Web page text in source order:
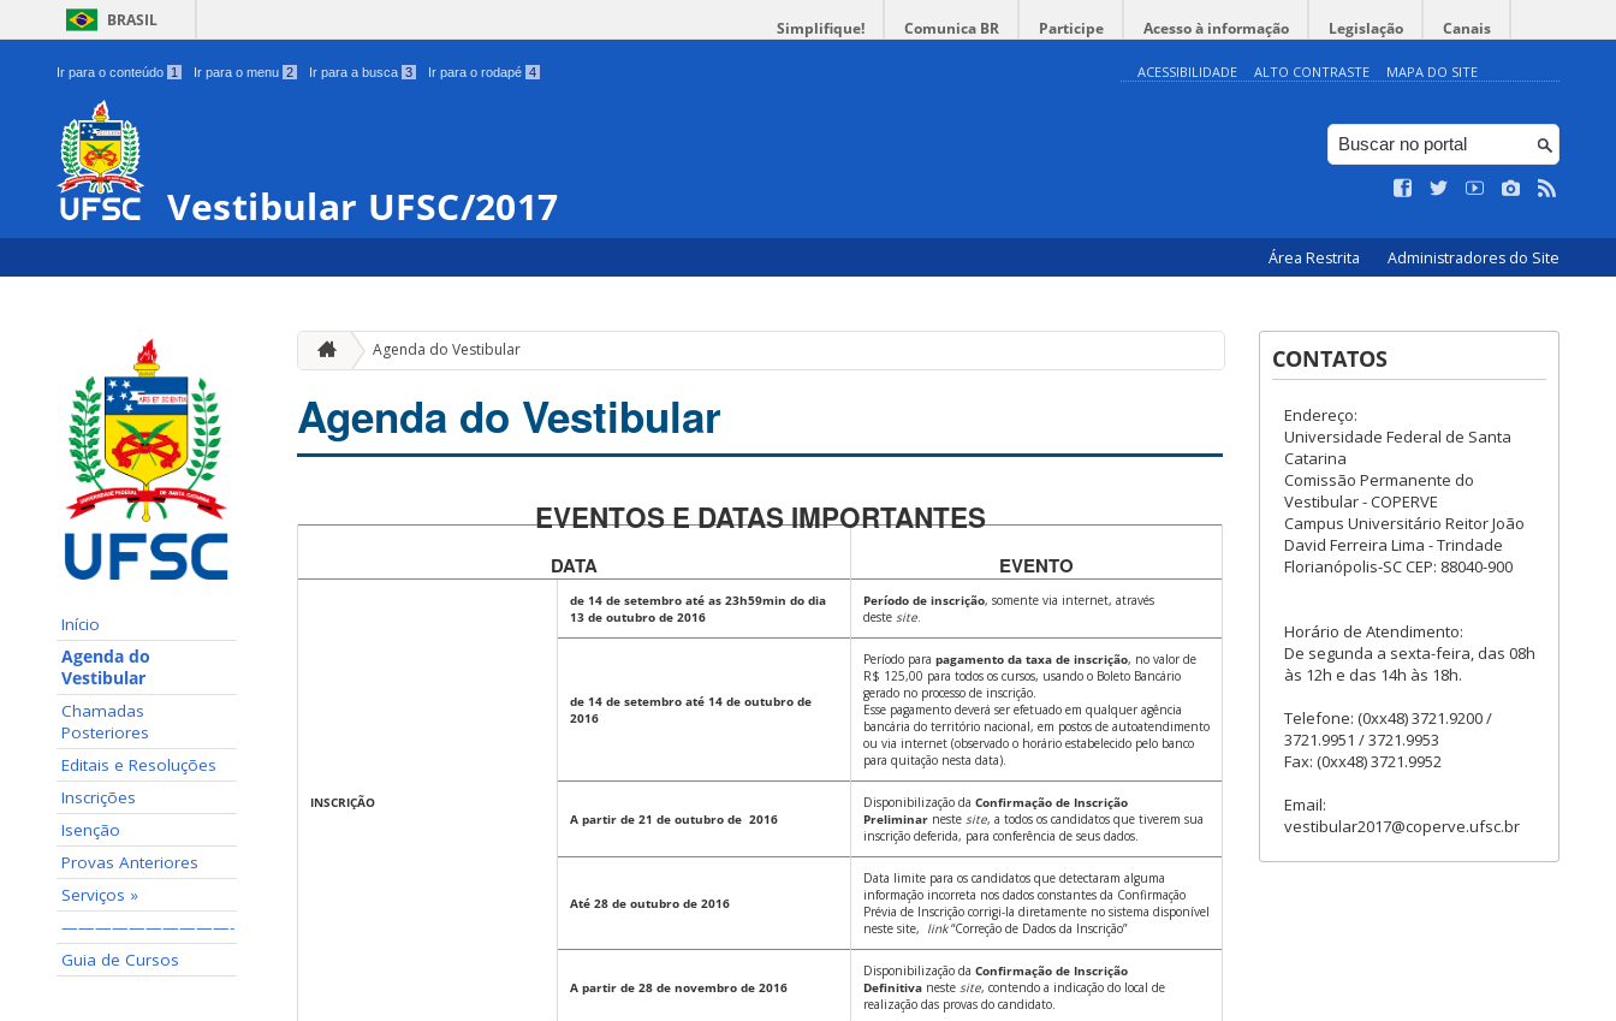
BRASIL Simplifique! Comunica BR Participe Acesso à informação Legislação Canais
Ir para o conteúdo 1 Ir para o menu 2 Ir para a busca 3 Ir para o rodapé 4 ACESSIBILIDADE ALTO CONTRASTE MAPA DO SITE
Vestibular UFSC/2017
Área Restrita Administradores do Site
Início
Agenda do
Vestibular
Chamadas
Posteriores
Editais e Resoluções
Inscrições
Isenção
Provas Anteriores
Serviços »
——————————-
Guia de Cursos
Agenda do Vestibular
Agenda do Vestibular
EVENTOS E DATAS IMPORTANTES
DATA EVENTO
INSCRIÇÃO
de 14 de setembro até as 23h59min do dia
13 de outubro de 2016
Período de inscrição, somente via internet, através
deste site
de 14 de setembro até 14 de outubro de
2016
Período para pagamento da taxa de inscrição, no valor de
R$ 125,00 para todos os cursos, usando o Boleto Bancário
gerado no processo de inscrição.
Esse pagamento deverá ser efetuado em qualquer agência
bancária do território nacional, em postos de autoatendimento
ou via internet (observado o horário estabelecido pelo banco
para quitação nesta data).
A partir de 21 de outubro de 2016
Disponibilização da Confirmação de Inscrição
Preliminar neste site, a todos os candidatos que tiverem sua
inscrição deferida, para conferência de seus dados.
Até 28 de outubro de 2016
Data limite para os candidatos que detectaram alguma
informação incorreta nos dados constantes da Confirmação
Prévia de Inscrição corrigi-la diretamente no sistema disponível
neste site, link“Correção de Dados da Inscrição”
A partir de 28 de novembro de 2016
Disponibilização da Confirmação de Inscrição
Definitiva neste site, contendo a indicação do local de
realização das provas do candidato.
CONTATOS
Endereço:
Universidade Federal de Santa
Catarina
Comissão Permanente do
Vestibular - COPERVE
Campus Universitário Reitor João
David Ferreira Lima - Trindade
Florianópolis-SC CEP: 88040-900
Horário de Atendimento:
De segunda a sexta-feira, das 08h
às 12h e das 14h às 18h.
Telefone: (0xx48) 3721.9200 /
3721.9951 / 3721.9953
Fax: (0xx48) 3721.9952
Email:
vestibular2017@coperve.ufsc.br